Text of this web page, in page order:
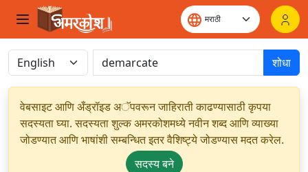
शोधा
वेबसाइट आणि अँड्रॉइड अॅपवरून जाहिराती काढण्यासाठी कृपया
सदस्यता घ्या. सदस्यता शुल्क अमरकोशमध्ये नवीन शब्द आणि व्याख्या
जोडण्यात आणि भाषांशी सम्बन्धित इतर वैशिष्ट्ये जोडण्यास मदत करेल.
सदस्य बने